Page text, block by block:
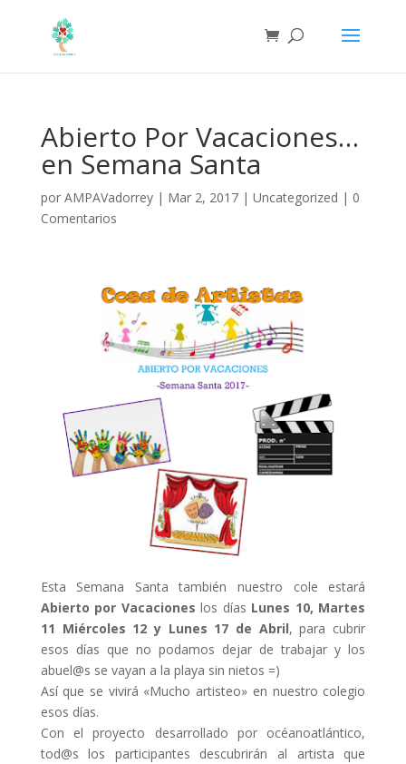
Abierto Por Vacaciones…
en Semana Santa
por AMPAVadorrey| Mar 2, 2017| Uncategorized | 0
Comentarios
Esta Semana Santa también nuestro cole estará
Abierto por Vacaciones los días Lunes 10, Martes
11 Miércoles 12 y Lunes 17 de Abril, para cubrir
esos días que no podamos dejar de trabajar y los
abuel@s se vayan a la playa sin nietos =)
Así que se vivirá «Mucho artisteo» en nuestro colegio
esos días.
Con el proyecto desarrollado por océanoatlántico,
tod@s los participantes descubrirán al artista que